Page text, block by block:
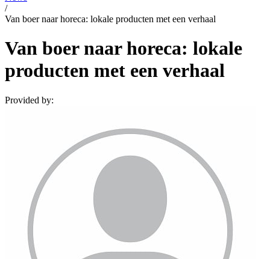
/
Van boer naar horeca: lokale producten met een verhaal
Van boer naar horeca: lokale
producten met een verhaal
Provided by: